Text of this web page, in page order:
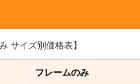
サイズ別価格表】
フレームのみ